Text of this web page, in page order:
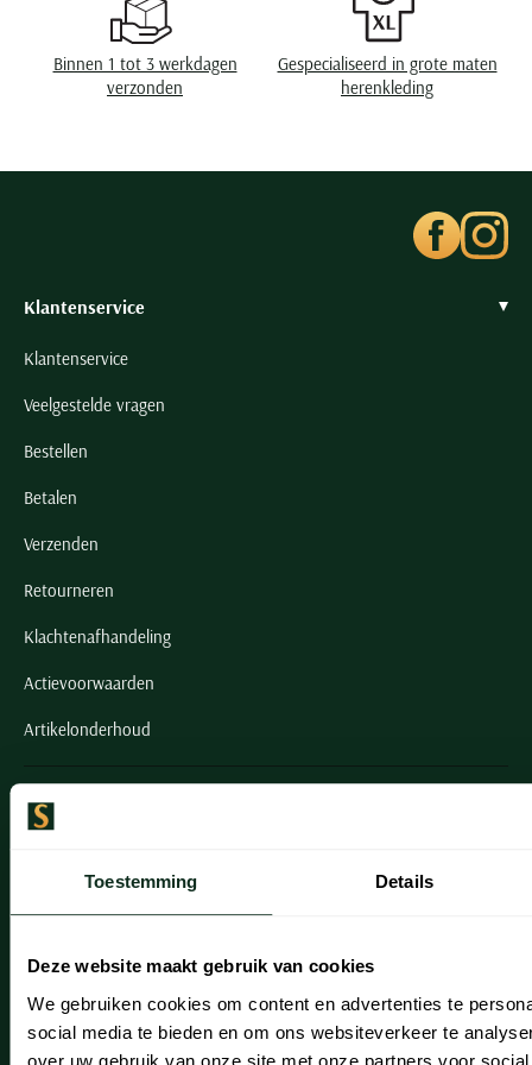
Toestemming Details
Deze website maakt gebruik van cookies
We gebruiken cookies om content en advertenties te
social media te bieden en om ons websiteverkeer te
over uw gebruik van onze site met onze partners voor
Seidensticker
State of Art
UBR
Vanguard
William Lockie
Xacus
Binnen 1 tot 3 werkdagen
verzonden
Gespecialiseerd in grote maten
herenkleding
Klantenservice
Klantenservice
Veelgestelde vragen
Bestellen
Betalen
Verzenden
Retourneren
Klachtenafhandeling
Actievoorwaarden
Artikelonderhoud
Onze winkels
Heemstede
Lisse